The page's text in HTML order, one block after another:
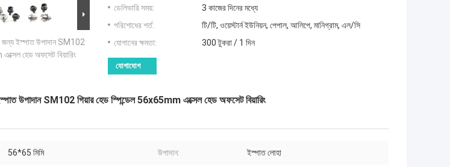
জন্য ইস্পাত উপাদান SM102
হেড অফসেট বিয়ারিং
ডেলিভারি সময়:
3 কাজের দিনের মধ্যে
পরিশোধের শর্ত:
টি/টি, ওয়েস্টার্ন ইউনিয়ন, পেপাল, আলিপে, মানিগ্রাম, এল/সি
যোগানের ক্ষমতা:
300 টুকরা / 1 দিন
যোগাযোগ
উপাদান SM102 গিয়ার হেড স্পিন্ডেল 56x65mm এক্সেল হেড অফসেট বিয়ারিং
56*65 মিমি উপাদান: ইস্পাত লোহা